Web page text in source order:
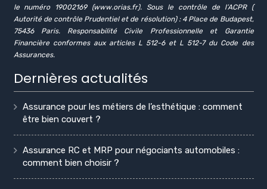
le numéro 19002169 (www.orias.fr). Sous le contrôle de l’ACPR (
Autorité de contrôle Prudentiel et de résolution) : 4 Place de Budapest,
75436 Paris. Responsabilité Civile Professionnelle et Garantie
Financière conformes aux articles L 512-6 et L 512-7 du Code des
Assurances.
Dernières actualités
Assurance pour les métiers de l’esthétique : comment
être bien couvert ?
Assurance RC et MRP pour négociants automobiles :
comment bien choisir ?